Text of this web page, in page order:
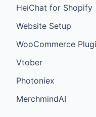
HeiChat for Shopify
Website Setup
WooCommerce
Vtober
Photoniex
MerchmindAI